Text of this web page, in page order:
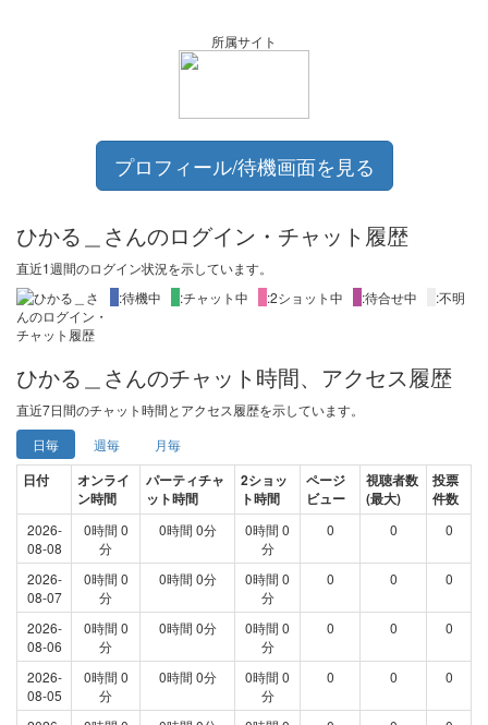
所属サイト
プロフィール/待機画面を見る
ひかる＿さんのログイン・チャット履歴
直近1週間のログイン状況を示しています。
:待機中 :チャット中 :2ショット中 :待合せ中 :不明
ひかる＿さんのチャット時間、アクセス履歴
直近7日間のチャット時間とアクセス履歴を示しています。
日毎
週毎 月毎
日付
オンライ
ン時間
パーティチャ
ット時間
2ショッ
ト時間
ページ
ビュー
視聴者数
(最大)
投票
件数
2026-
08-08
0時間 0
分
0時間 0分
0時間 0
分
0 0 0
2026-
08-07
0時間 0
分
0時間 0分
0時間 0
分
0 0 0
2026-
08-06
0時間 0
分
0時間 0分
0時間 0
分
0 0 0
2026-
08-05
0時間 0
分
0時間 0分
0時間 0
分
0 0 0